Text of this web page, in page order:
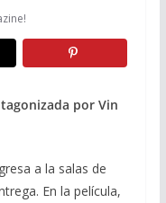
por Vin
a la salas de
En la película,